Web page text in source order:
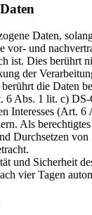
Daten,
vor- und
ist. Dies berührt
der
die Daten
6 Abs. 1 lit. c)
Interesses (Art.
Als berechtigtes
Durchsetzen von
und Sicherheit
vier Tagen